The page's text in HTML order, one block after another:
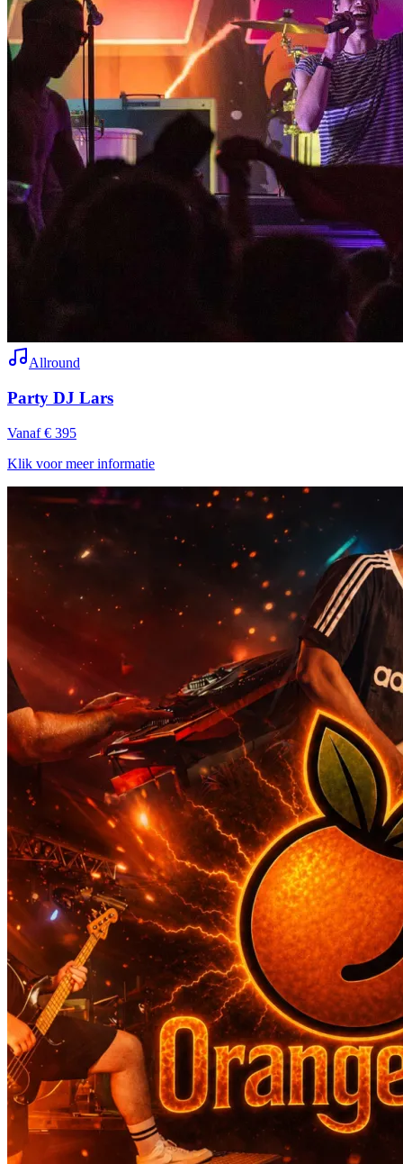
Allround
Party DJ Lars
Vanaf € 395
Klik voor meer informatie